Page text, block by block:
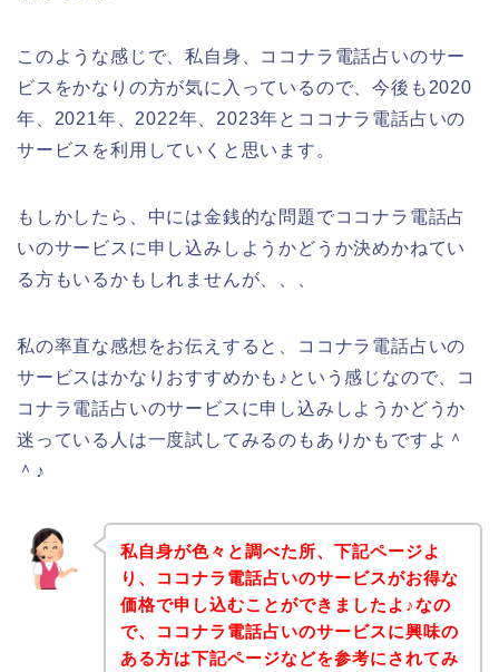
このような感じで、私自身、ココナラ電話占いのサー
ビスをかなりの方が気に入っているので、今後も2020
年、2021年、2022年、2023年とココナラ電話占いの
サービスを利用していくと思います。
もしかしたら、中には金銭的な問題でココナラ電話占
いのサービスに申し込みしようかどうか決めかねてい
る方もいるかもしれませんが、、、
私の率直な感想をお伝えすると、ココナラ電話占いの
サービスはかなりおすすめかも♪という感じなので、コ
コナラ電話占いのサービスに申し込みしようかどうか
迷っている人は一度試してみるのもありかもですよ＾
＾♪
私自身が色々と調べた所、下記ページよ
り、ココナラ電話占いのサービスがお得な
価格で申し込むことができましたよ♪なの
で、ココナラ電話占いのサービスに興味の
ある方は下記ページなどを参考にされてみ